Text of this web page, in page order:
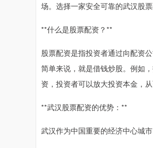
场。选择一家安全可靠的武汉股
**什么是股票配资？**
股票配资是指投资者通过向配资
简单来说，就是借钱炒股。例如
资，投资者可以放大投资本金，
**武汉股票配资的优势：**
武汉作为中国重要的经济中心城